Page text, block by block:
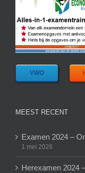
VWO
MEEST RECENT
Examen 2024 –
1 mei 2026
Herexamen 2024